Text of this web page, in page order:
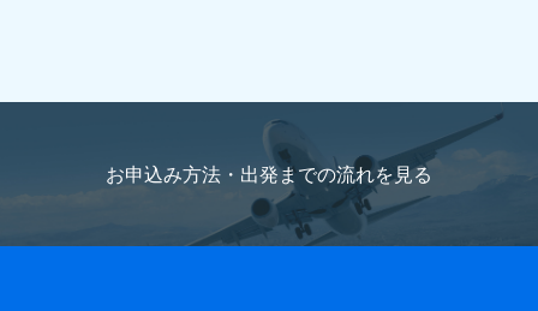
お申込み方法・出発までの流れを見る